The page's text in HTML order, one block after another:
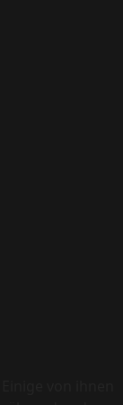
von ihnen